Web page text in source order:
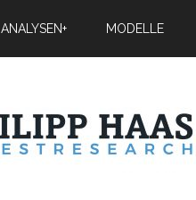
ANALYSEN+ MODELLE